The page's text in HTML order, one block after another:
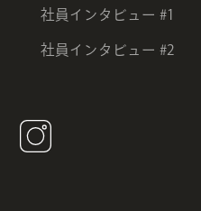
社員インタビュー #1
社員インタビュー #2